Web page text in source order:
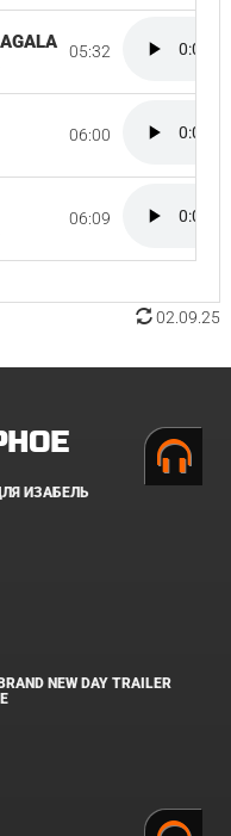
05:32
06:00
06:09
02.09.25
ИЗАБЕЛЬ
NEW DAY TRAILER